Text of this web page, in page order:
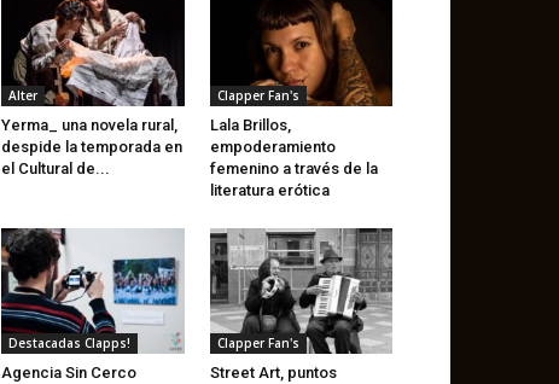
Alter
Yerma_ una novela rural,
despide la temporada en
el Cultural de...
Clapper Fan's
Lala Brillos,
empoderamiento
femenino a través de la
literatura erótica
Destacadas Clapps!
Agencia Sin Cerco
Clapper Fan's
Street Art, puntos